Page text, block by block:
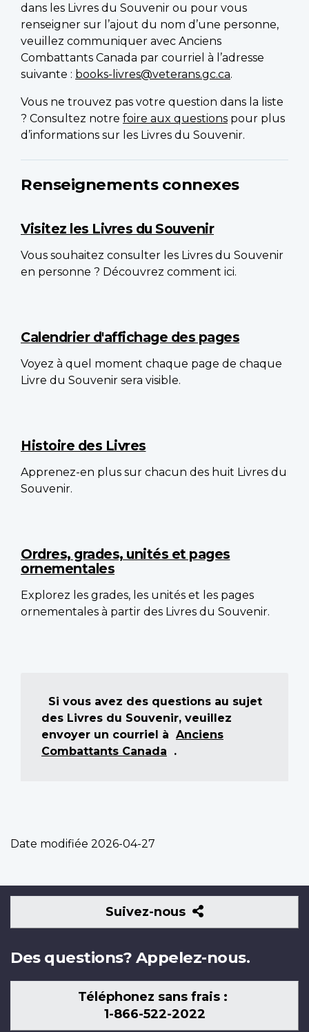
dans les Livres du Souvenir ou pour vous
renseigner sur l’ajout du nom d’une personne,
veuillez communiquer avec Anciens
Combattants Canada par courriel à l’adresse
suivante : books-livres@veterans.gc.ca.
Vous ne trouvez pas votre question dans la liste
? Consultez notre foire aux questions pour plus
d’informations sur les Livres du Souvenir.
Renseignements connexes
Visitez les Livres du Souvenir
Vous souhaitez consulter les Livres du Souvenir
en personne ? Découvrez comment ici.
Calendrier d'affichage des pages
Voyez à quel moment chaque page de chaque
Livre du Souvenir sera visible.
Histoire des Livres
Apprenez-en plus sur chacun des huit Livres du
Souvenir.
Ordres, grades, unités et pages
ornementales
Explorez les grades, les unités et les pages
ornementales à partir des Livres du Souvenir.
Si vous avez des questions au sujet
des Livres du Souvenir, veuillez
envoyer un courriel à Anciens
Combattants Canada
.
Date modifiée 2026-04-27
Suivez-nous
Suivez-
nous
Des questions? Appelez-nous.
Téléphonez sans frais :
1-866-522-2022